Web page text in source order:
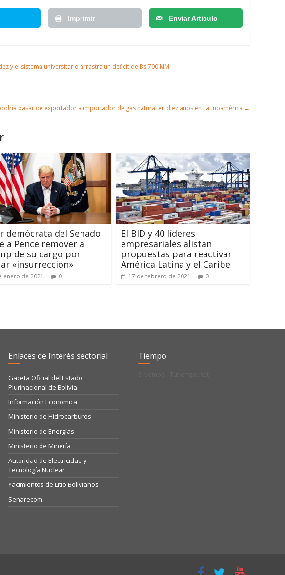
Imprimir Enviar Articulo
y el sistema universitario arrastra un déficit de Bs 700 MM
pasar de exportador a importador de gas natural en diez años en Latinoamérica →
demócrata del Senado
a Pence remover a
de su cargo por
«insurrección»
enero de 2021 0
El BID y 40 líderes
empresariales alistan
propuestas para reactivar
América Latina y el Caribe
17 de febrero de 2021 0
Enlaces de Interés sectorial
Gaceta Oficial del Estado
Plurinacional de Bolivia
Información Economica
Ministerio de Hidrocarburos
Ministerio de Energías
Ministerio de Minería
Autoridad de Electricidad y
Tecnología Nuclear
Yacimientos de Litio Bolivianos
Senarecom
Tiempo